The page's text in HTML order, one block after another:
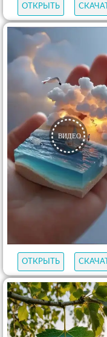
ОТКРЫТЬ
ОТКРЫТЬ